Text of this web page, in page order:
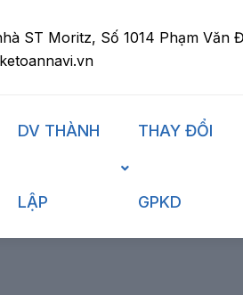
ST Moritz, Số 1014 Phạm
DV THÀNH
LẬP
THAY ĐỔI
GPKD